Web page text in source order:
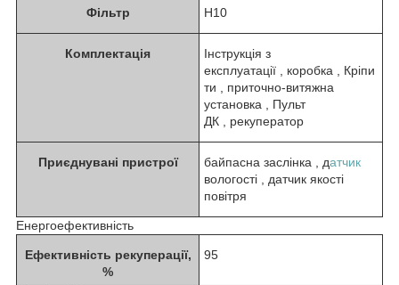
Фільтр H10
Комплектація
Інструкція з
експлуатації , коробка , Кріпи
ти , приточно-витяжна
установка , Пульт
ДК , рекуператор
Приєднувані пристрої байпасна заслінка , датчик
вологості , датчик якості
повітря
Енергоефективність
Ефективність рекуперації,
%
95